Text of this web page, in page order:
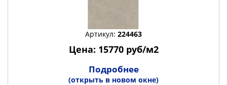
Артикул: 224463
Цена: 15770 руб/м2
Подробнее
(открыть в новом окне)